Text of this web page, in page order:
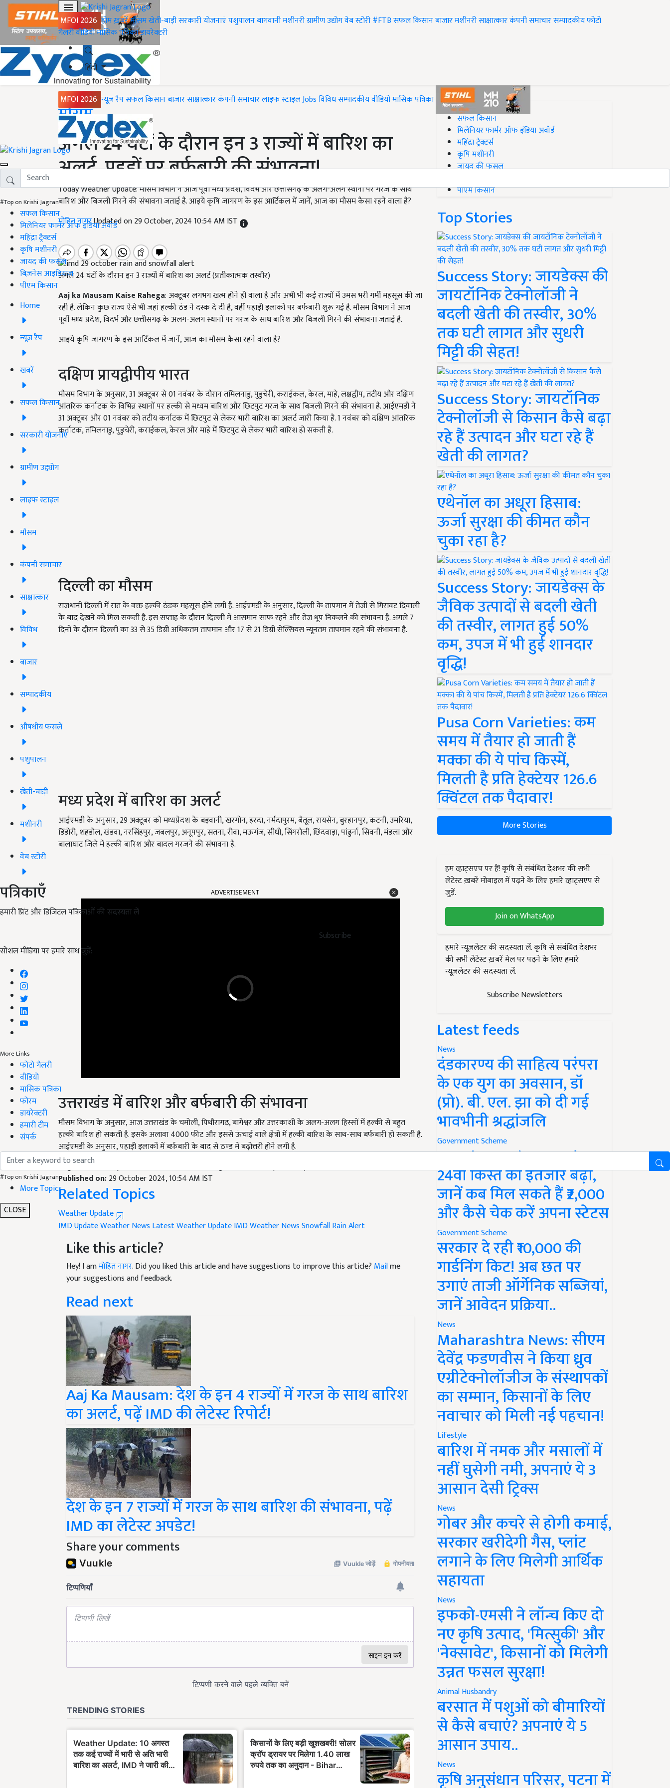
MFOI 2026 होमख़बरेंमौसमखेती-बाड़ीसरकारी योजनाएंपशुपालनबागवानीमशीनरीग्रामीण उद्योगवेब स्टोरी#FTBसफल किसानबाजारमशीनरीसाक्षात्कारकंपनी समाचारसम्पादकीयफोटो
गैलरीवीडियोमासिक पत्रिकाडायरेक्टरी
हिंदी
MFOI 2026 न्यूज़ रैपसफल किसानबाजारसाक्षात्कारकंपनी समाचारलाइफ स्टाइलJobsविविधसम्पादकीयवीडियोमासिक पत्रिका
#Top on Krishi Jagran
सफल किसान
मिलेनियर फार्मर ऑफ इंडिया अवॉर्ड
महिंद्रा ट्रैक्टर्स
कृषि मशीनरी
जायद की फसल
बिज़नेस आइडियाज
पीएम किसान
Home
न्यूज़ रैप
खबरें
सफल किसान
सरकारी योजनाएं
ग्रामीण उद्द्योग
लाइफ स्टाइल
मौसम
कंपनी समाचार
साक्षात्कार
विविध
बाजार
सम्पादकीय
औषधीय फसलें
पशुपालन
खेती-बाड़ी
मशीनरी
वेब स्टोरी
पत्रिकाएँ
हमारी प्रिंट और डिजिटल पत्रिकाओं की सदस्यता लें
Subscribe
सोशल मीडिया पर हमारे साथ जुड़ें:
More Links
फोटो गैलरी
वीडियो
मासिक पत्रिका
फोरम
डायरेक्टरी
हमारी टीम
संपर्क
#Top on Krishi Jagran
More Topics
CLOSE
Home
मौसम
अगले 24 घंटों के दौरान इन 3 राज्यों में बारिश का
अलर्ट, पहड़ों पर बर्फबारी की संभावना!
Today Weather Update: मौसम विभाग ने आज पूर्वी मध्य प्रदेश, विदर्भ और छत्तीसगढ़ के अलग-अलग स्थानों पर गरज के साथ
बारिश और बिजली गिरने की संभावना जताई है. आइये कृषि जागरण के इस आर्टिकल में जानें, आज का मौसम कैसा रहने वाला है?
मोहित नागरUpdated on 29 October, 2024 10:54 AM IST
अगले 24 घंटों के दौरान इन 3 राज्यों में बारिश का अलर्ट (प्रतीकात्मक तस्वीर)
Aaj ka Mausam Kaise Rahega: अक्टूबर लगभग खत्म होने ही वाला है और अभी भी कई राज्यों में उमस भरी गर्मी महसूस की जा
रही है. लेकिन कुछ राज्य ऐसे भी जहां हल्की ठंड ने दस्क दे दी है, वहीं पहाड़ी इलाकों पर बर्फबारी शुरू गई है. मौसम विभाग ने आज
पूर्वी मध्य प्रदेश, विदर्भ और छत्तीसगढ़ के अलग-अलग स्थानों पर गरज के साथ बारिश और बिजली गिरने की संभावना जताई है.
आइये कृषि जागरण के इस आर्टिकल में जानें, आज का मौसम कैसा रहने वाला है?
दक्षिण प्रायद्वीपीय भारत
मौसम विभाग के अनुसार, 31 अक्टूबर से 01 नवंबर के दौरान तमिलनाडु, पुडुचेरी, कराईकल, केरल, माहे, लक्षद्वीप, तटीय और दक्षिण
आंतरिक कर्नाटक के विभिन्न स्थानों पर हल्की से मध्यम बारिश और छिटपुट गरज के साथ बिजली गिरने की संभावना है. आईएमडी ने
31 अक्टूबर और 01 नवंबर को तटीय कर्नाटक में छिटपुट से लेकर भारी बारिश का अलर्ट जारी किया है. 1 नवंबर को दक्षिण आंतरिक
कर्नाटक, तमिलनाडु, पुडुचेरी, कराईकल, केरल और माहे में छिटपुट से लेकर भारी बारिश हो सकती है.
दिल्ली का मौसम
राजधानी दिल्ली में रात के वक्त हल्की ठंडक महसूस होने लगी है. आईएमडी के अनुसार, दिल्ली के तापमान में तेजी से गिरावट दिवाली
के बाद देखने को मिल सकती है. इस सप्ताह के दौरान दिल्ली में आसमान साफ रहने और तेज धूप निकलने की संभावना है. अगले 7
दिनों के दौरान दिल्ली का 33 से 35 डिग्री अधिकतम तापमान और 17 से 21 डिग्री सेल्सियस न्यूनतम तापमान रहने की संभावना है.
मध्य प्रदेश में बारिश का अलर्ट
आईएमडी के अनुसार, 29 अक्टूबर को मध्यप्रेदश के बड़वानी, खरगोन, हरदा, नर्मदापुरम, बैतूल, रायसेन, बुरहानपुर, कटनी, उमरिया,
डिंडोरी, शहडोल, खंडवा, नरसिंहपुर, जबलपुर, अनूपपुर, सतना, रीवा, मऊगंज, सीधी, सिंगरौली, छिंदवाड़ा, पांढुर्ना, सिवनी, मंडला और
बालाघाट जिले में हल्की बारिश और बादल गरजने की संभावना है.
उत्तराखंड में बारिश और बर्फबारी की संभावना
मौसम विभाग के अनुसार, आज उत्तराखंड के चमोली, पिथौरागढ़, बागेश्वर और उत्तरकाशी के अलग-अलग हिस्सों में हल्की से बहुत
हल्की बारिश हो सकती है. इसके अलावा 4000 फीट और इससे ऊंचाई वाले क्षेत्रों में हल्की बारिश के साथ-साथ बर्फबारी हो सकती है.
आईएमडी के अनुसार, पहाड़ी इलाकों में बर्फ़बारी के बाद से ठण्ड में बढ़ोत्तरी होने लगी है.
English Summary:imd rain alert 3 states during next 24 hours possibility snowfall on mountains
Published on:29 October 2024, 10:54 AM IST
Related Topics
Weather Update
IMD UpdateWeather News
Like this article?
Hey! I amमोहित नागर . Did you liked this article and have suggestions to improve this article?
your suggestions and feedback.
Read next
Aaj Ka Mausam: देश के इन 4 राज्यों में गरज के साथ बारिश
का अलर्ट, पढ़ें IMD की लेटेस्ट रिपोर्ट!
देश के इन 7 राज्यों में गरज के साथ बारिश की संभावना, पढ़ें
IMD का लेटेस्ट अपडेट!
Share your comments
#Top on Krishi Jagran
सफल किसान
मिलेनियर फार्मर ऑफ इंडिया अवॉर्ड
महिंद्रा ट्रैक्टर्स
कृषि मशीनरी
जायद की फसल
पीएम किसान
Top Stories
Success Story: जायडेक्स की
जायटॉनिक टेक्नोलॉजी ने
बदली खेती की तस्वीर, 30%
तक घटी लागत और सुधरी
मिट्टी की सेहत!
Success Story: जायटॉनिक
टेक्नोलॉजी से किसान कैसे बढ़ा
रहे हैं उत्पादन और घटा रहे हैं
खेती की लागत?
एथेनॉल का अधूरा हिसाब:
ऊर्जा सुरक्षा की कीमत कौन
चुका रहा है?
Success Story: जायडेक्स के
जैविक उत्पादों से बदली खेती
की तस्वीर, लागत हुई 50%
कम, उपज में भी हुई शानदार
वृद्धि!
Pusa Corn Varieties: कम
समय में तैयार हो जाती हैं
मक्का की ये पांच किस्में,
मिलती है प्रति हेक्टेयर 126.6
क्विंटल तक पैदावार!
More Stories
हम व्हाट्सएप पर हैं! कृषि से संबंधित देशभर की सभी
लेटेस्ट ख़बरें मोबाइल में पढ़ने के लिए हमारे व्हाट्सएप से
जुड़ें.
Join on WhatsApp
हमारे न्यूज़लेटर की सदस्यता लें. कृषि से संबंधित देशभर
की सभी लेटेस्ट ख़बरें मेल पर पढ़ने के लिए हमारे
न्यूज़लेटर की सदस्यता लें.
Subscribe Newsletters
Latest feeds
News
दंडकारण्य की साहित्य परंपरा
के एक युग का अवसान, डॉ
(प्रो). बी. एल. झा को दी गई
भावभीनी श्रद्धांजलि
Government Scheme
PM Kisan Yojana Update:
24वीं किस्त का इंतजार बढ़ा,
जानें कब मिल सकते हैं ₹2,000
और कैसे चेक करें अपना स्टेटस
Government Scheme
सरकार दे रही ₹10,000 की
गार्डनिंग किट! अब छत पर
उगाएं ताजी ऑर्गेनिक सब्जियां,
जानें आवेदन प्रक्रिया..
News
Maharashtra News: सीएम
देवेंद्र फडणवीस ने किया ध्रुव
एग्रीटेक्नोलॉजीज के संस्थापकों
का सम्मान, किसानों के लिए
नवाचार को मिली नई पहचान!
Lifestyle
बारिश में नमक और मसालों में
नहीं घुसेगी नमी, अपनाएं ये 3
आसान देसी ट्रिक्स
News
गोबर और कचरे से होगी कमाई,
सरकार खरीदेगी गैस, प्लांट
लगाने के लिए मिलेगी आर्थिक
सहायता
News
इफको-एमसी ने लॉन्च किए दो
नए कृषि उत्पाद, 'मित्सुकी' और
'नेक्सावेट', किसानों को मिलेगी
उन्नत फसल सुरक्षा!
Animal Husbandry
बरसात में पशुओं को बीमारियों
से कैसे बचाएं? अपनाएं ये 5
आसान उपाय..
News
कृषि अनुसंधान परिसर, पटना में